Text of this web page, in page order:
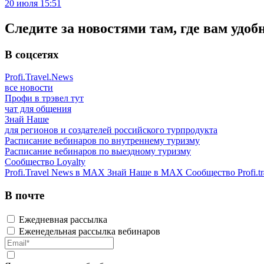
20 июля 15:51
Следите за новостями там, где вам
В соцсетях
Profi.Travel.News
все новости
Профи в трэвел тут
чат для общения
Знай Наше
для регионов и создателей российского турпродукта
Расписание вебинаров по внутреннему туризму
Расписание вебинаров по выездному туризму
Сообщество Loyalty
Profi.Travel News в MAX Знай Наше в MAX Сообщество
В почте
Ежедневная рассылка
Еженедельная рассылка вебинаров